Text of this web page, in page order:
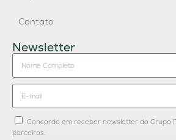
Contato
Newsletter
Concordo em receber newsletter do Grupo
parceiros.